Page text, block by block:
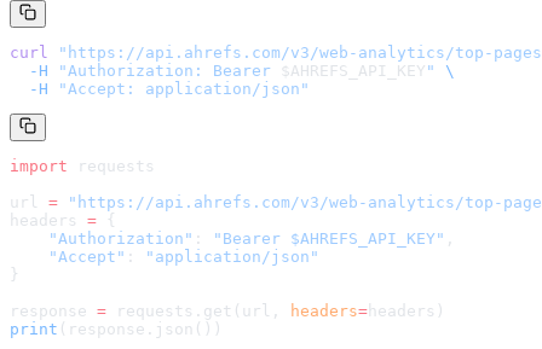
curl " https://api.ahrefs.com/v3/web-analytics/top-pages
  -H
"Authorization: Bearer $AHREFS_API_KEY "
\
  -H
"Accept: application/json"
import requests
url = " https://api.ahrefs.com/v3/web-analytics/top-
headers = {
    "Authorization"
: "Bearer $AHREFS_API_KEY" ,
    "Accept"
:
"application/json"
}
response = requests.get(url, headers= headers )
print (response.json())